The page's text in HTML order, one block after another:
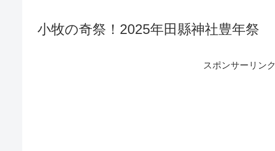
小牧の奇祭！2025年田縣神社豊年祭
スポンサーリンク